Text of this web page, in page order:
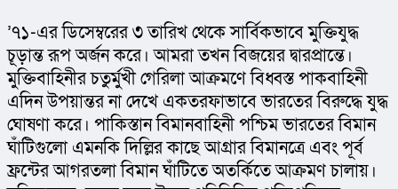
’৭১-এর ডিসেম্বরের ৩ তারিখ থেকে সার্বিকভাবে মুক্তিযুদ্ধ
চূড়ান্ত রূপ অর্জন করে। আমরা তখন বিজয়ের দ্বারপ্রান্তে।
মুক্তিবাহিনীর চতুর্মুখী গেরিলা আক্রমণে বিধ্বস্ত পাকবাহিনী
এদিন উপয়ান্তর না দেখে একতরফাভাবে ভারতের বিরুদ্ধে যুদ্ধ
ঘোষণা করে। পাকিস্তান বিমানবাহিনী পশ্চিম ভারতের বিমান
ঘাঁটিগুলো এমনকি দিল্লির কাছে আগ্রার বিমানত্রে এবং পূর্ব
ফ্রন্টের আগরতলা বিমান ঘাঁটিতে অতর্কিতে আক্রমণ চালায়।